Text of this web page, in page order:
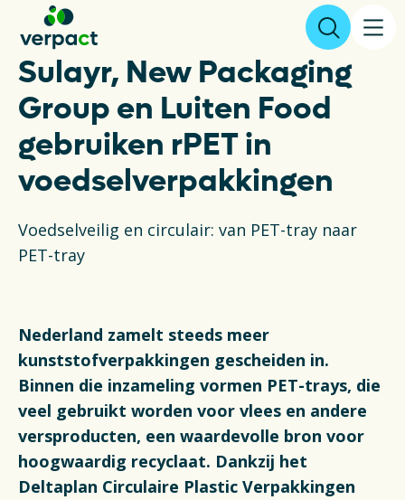
Aangifte & tarieven
Over ons
Resultaten
Verpakkingen
Wetgeving
Actueel
Veelgestelde vragen
Sulayr, New Packaging
Group en Luiten Food
gebruiken rPET in
voedselverpakkingen
Voedselveilig en circulair: van PET-tray naar
PET-tray
Nederland zamelt steeds meer
kunststofverpakkingen gescheiden in.
Binnen die inzameling vormen PET-trays, die
veel gebruikt worden voor vlees en andere
versproducten, een waardevolle bron voor
hoogwaardig recyclaat. Dankzij het
Deltaplan Circulaire Plastic Verpakkingen